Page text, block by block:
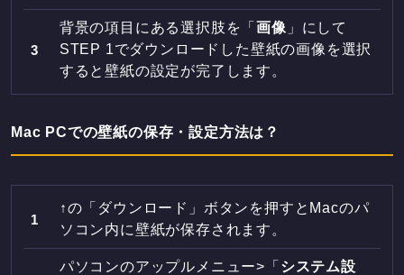
背景の項目にある選択肢を「画像 」にして
STEP 1でダウンロードした壁紙の画像を選択
すると壁紙の設定が完了します。
Mac PCでの壁紙の保存・設定方法は？
↑の「ダウンロード」ボタンを押すとMacのパ
ソコン内に壁紙が保存されます。
パソコンのアップルメニュー>「 システム設